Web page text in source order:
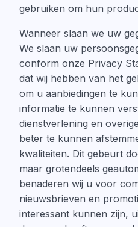
gebruiken om hun
Wanneer slaan we uw
We slaan uw
conform onze Privacy
dat wij hebben van het
om u aanbiedingen te
informatie te kunnen
dienstverlening en
beter te kunnen
kwaliteiten. Dit gebeurt
maar grotendeels
benaderen wij u voor
nieuwsbrieven en
interessant kunnen zijn,